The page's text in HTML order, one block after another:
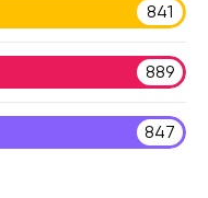
841
889
847